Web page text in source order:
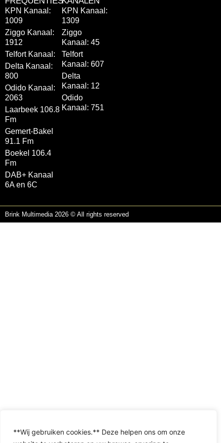
**Wij gebruiken cookies.** Deze helpen ons om onze
KPN Kanaal:
1009
Ziggo Kanaal:
1912
Telfort Kanaal:
Delta Kanaal:
800
Odido Kanaal:
2063
Laarbeek 106.8
Fm
Gemert-Bakel
91.1 Fm
Boekel 106.4
Fm
DAB+ Kanaal
6A en 6C
KPN Kanaal:
1309
Ziggo
Kanaal: 45
Telfort
Kanaal: 607
Delta
Kanaal: 12
Odido
Kanaal: 751
Brink Multimedia 2026 © All rights reserved